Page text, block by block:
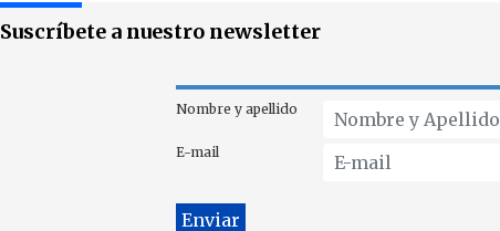
Suscríbete a nuestro newsletter
Nombre y apellido
E-mail